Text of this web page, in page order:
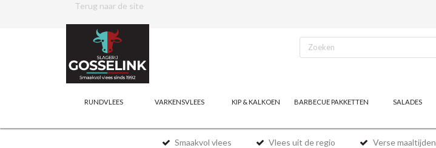
Terug naar de site
RUNDVLEES VARKENSVLEES KIP & KALKOEN BARBECUE PAKKETTEN SALADES
Smaakvol vlees Vlees uit de regio Verse maaltijden